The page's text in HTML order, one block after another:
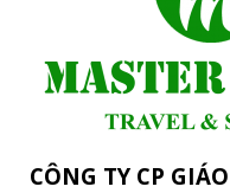
CÔNG TY CP